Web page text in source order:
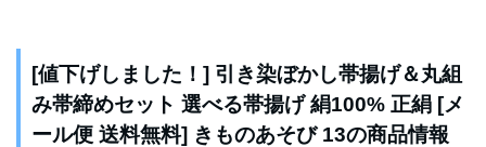
[値下げしました！] 引き染ぼかし帯揚げ＆丸組
み帯締めセット 選べる帯揚げ 絹100% 正絹 [メ
ール便 送料無料] きものあそび 13の商品情報